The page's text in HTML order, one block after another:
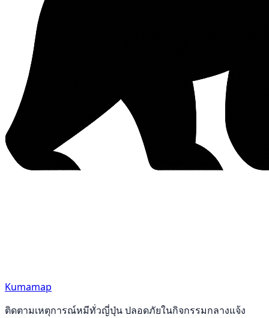
Kumamap
ติดตามเหตุการณ์หมีทั่วญี่ปุ่น ปลอดภัยในกิจกรรมกลางแจ้ง